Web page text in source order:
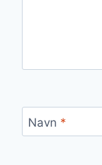
Navn *